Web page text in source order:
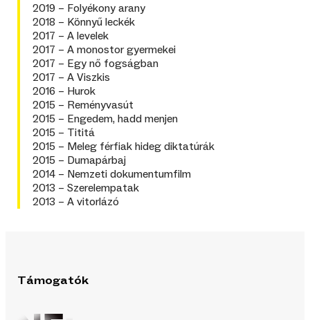
2019 – Folyékony arany
2018 – Könnyű leckék
2017 – A levelek
2017 – A monostor gyermekei
2017 – Egy nő fogságban
2017 – A Viszkis
2016 – Hurok
2015 – Reményvasút
2015 – Engedem, hadd menjen
2015 – Tititá
2015 – Meleg férfiak hideg diktatúrák
2015 – Dumapárbaj
2014 – Nemzeti dokumentumfilm
2013 – Szerelempatak
2013 – A vitorlázó
Támogatók